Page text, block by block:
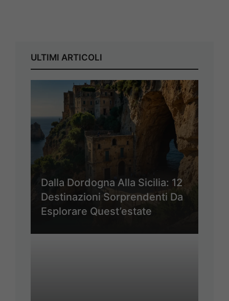
ULTIMI ARTICOLI
Dalla Dordogna Alla Sicilia: 12
Destinazioni Sorprendenti Da
Esplorare Quest’estate